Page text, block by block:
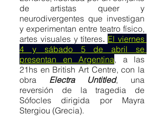
de artistas queer y
neurodivergentes que investigan
y experimentan entre teatro físico,
artes visuales y títeres. El viernes
4 y sábado 5 de abril se
presentan en Argentina, a las
21hs en British Art Centre, con la
obra Electra Untitled, una
reversión de la tragedia de
Sófocles dirigida por Mayra
Stergiou (Grecia).